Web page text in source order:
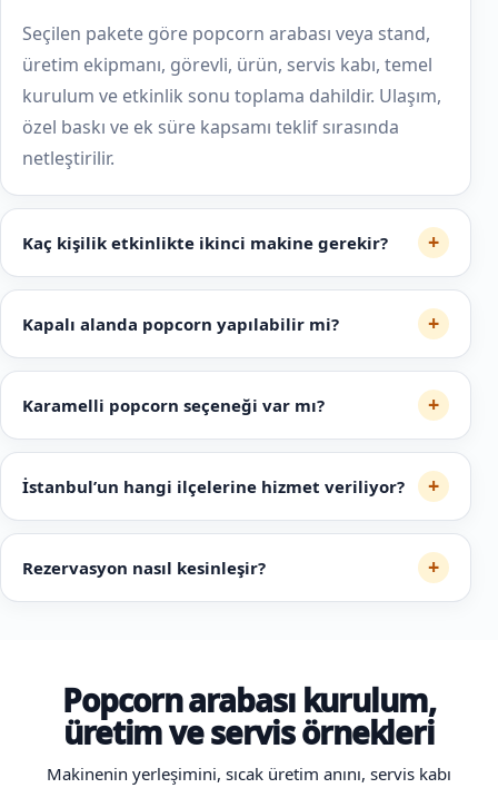
Seçilen pakete göre popcorn arabası veya stand,
üretim ekipmanı, görevli, ürün, servis kabı, temel
kurulum ve etkinlik sonu toplama dahildir. Ulaşım,
özel baskı ve ek süre kapsamı teklif sırasında
netleştirilir.
Kaç kişilik etkinlikte ikinci makine gerekir? +
Kapalı alanda popcorn yapılabilir mi? +
Karamelli popcorn seçeneği var mı? +
İstanbul’un hangi ilçelerine hizmet veriliyor? +
Rezervasyon nasıl kesinleşir? +
Popcorn arabası kurulum,
üretim ve servis örnekleri
Makinenin yerleşimini, sıcak üretim anını, servis kabı